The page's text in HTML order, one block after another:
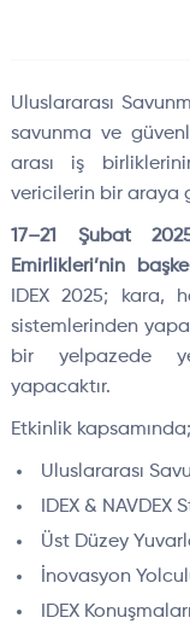
Uluslararası
savunma ve g
arası iş
vericilerin bir araya
17–21 Şubat
Emirlikleri’nin
IDEX 2025; kara,
sistemlerinden
bir yelpazede
yapacaktır.
Etkinlik kapsamında;
Uluslararası
IDEX & NAVDEX
Üst Düzey
İnovasyon
IDEX Konuşmaları